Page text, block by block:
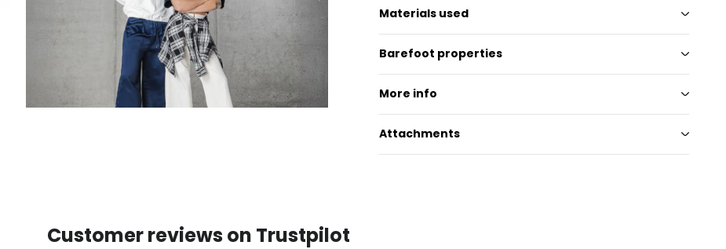
Materials used
Barefoot properties
More info
Attachments
Customer reviews on Trustpilot